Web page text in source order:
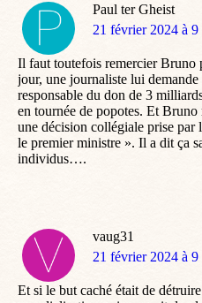
Paul ter Gheist
dit
21 février 2024 à
Il faut toutefois remercier Bruno
jour, une journaliste lui demande
responsable du don de 3
en tournée de popotes. Et
une décision collégiale prise par
le premier ministre ». Il a dit ça
individus….
vaug31
dit
21 février 2024 à
Et si le but caché était de